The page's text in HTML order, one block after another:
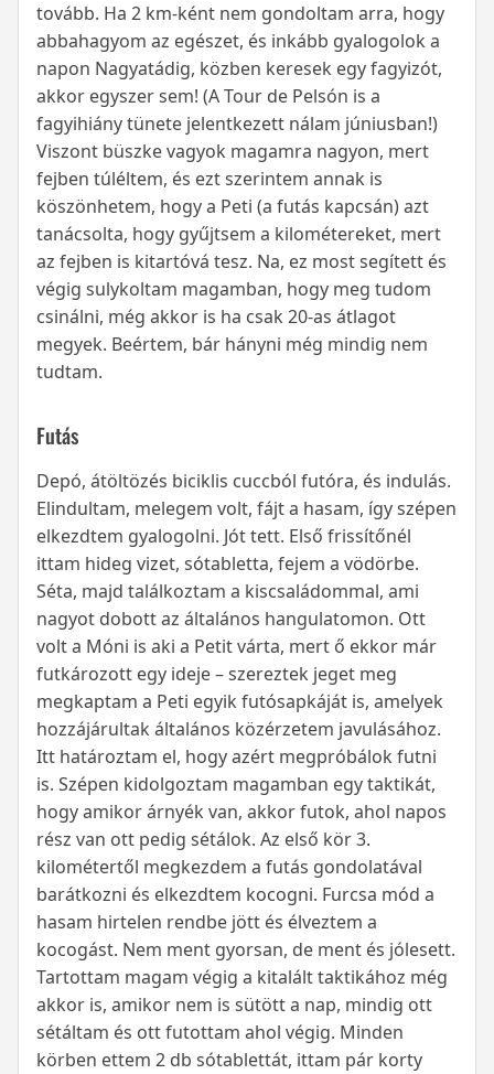
tovább. Ha 2 km-ként nem gondoltam arra, hogy
abbahagyom az egészet, és inkább gyalogolok a
napon Nagyatádig, közben keresek egy fagyizót,
akkor egyszer sem! (A Tour de Pelsón is a
fagyihiány tünete jelentkezett nálam júniusban!)
Viszont büszke vagyok magamra nagyon, mert
fejben túléltem, és ezt szerintem annak is
köszönhetem, hogy a Peti (a futás kapcsán) azt
tanácsolta, hogy gyűjtsem a kilométereket, mert
az fejben is kitartóvá tesz. Na, ez most segített és
végig sulykoltam magamban, hogy meg tudom
csinálni, még akkor is ha csak 20-as átlagot
megyek. Beértem, bár hányni még mindig nem
tudtam.
Futás
Depó, átöltözés biciklis cuccból futóra, és indulás.
Elindultam, melegem volt, fájt a hasam, így szépen
elkezdtem gyalogolni. Jót tett. Első frissítőnél
ittam hideg vizet, sótabletta, fejem a vödörbe.
Séta, majd találkoztam a kiscsaládommal, ami
nagyot dobott az általános hangulatomon. Ott
volt a Móni is aki a Petit várta, mert ő ekkor már
futkározott egy ideje – szereztek jeget meg
megkaptam a Peti egyik futósapkáját is, amelyek
hozzájárultak általános közérzetem javulásához.
Itt határoztam el, hogy azért megpróbálok futni
is. Szépen kidolgoztam magamban egy taktikát,
hogy amikor árnyék van, akkor futok, ahol napos
rész van ott pedig sétálok. Az első kör 3.
kilométertől megkezdem a futás gondolatával
barátkozni és elkezdtem kocogni. Furcsa mód a
hasam hirtelen rendbe jött és élveztem a
kocogást. Nem ment gyorsan, de ment és jólesett.
Tartottam magam végig a kitalált taktikához még
akkor is, amikor nem is sütött a nap, mindig ott
sétáltam és ott futottam ahol végig. Minden
körben ettem 2 db sótablettát, ittam pár korty